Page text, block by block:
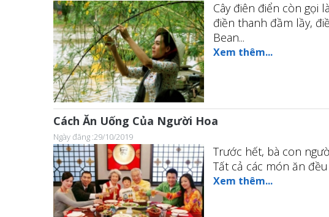
Cây điên điển còn gọi
điền thanh đầm lầy,
Bean...
Xem thêm...
Cách Ăn Uống Của Người Hoa
Ngày đăng :29/10/2019
Trước hết, bà con
Tất cả các món ăn
Xem thêm...